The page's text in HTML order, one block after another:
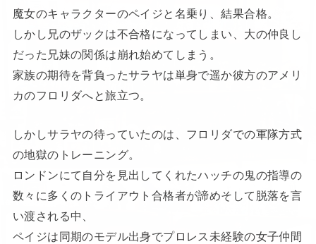
魔女のキャラクターのペイジと名乗り、結果合格。
しかし兄のザックは不合格になってしまい、大の仲良し
だった兄妹の関係は崩れ始めてしまう。
家族の期待を背負ったサラヤは単身で遥か彼方のアメリ
カのフロリダへと旅立つ。
しかしサラヤの待っていたのは、フロリダでの軍隊方式
の地獄のトレーニング。
ロンドンにて自分を見出してくれたハッチの鬼の指導の
数々に多くのトライアウト合格者が諦めそして脱落を言
い渡される中、
ペイジは同期のモデル出身でプロレス未経験の女子仲間